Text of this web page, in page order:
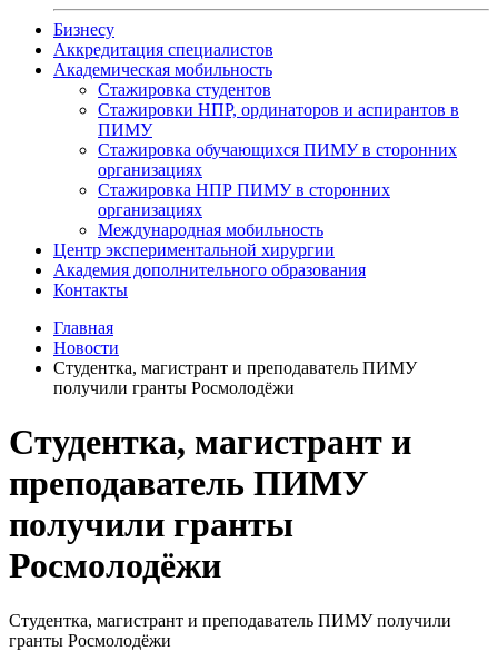
Бизнесу
Аккредитация специалистов
Академическая мобильность
Стажировка студентов
Стажировки НПР, ординаторов и аспирантов в
ПИМУ
Стажировка обучающихся ПИМУ в сторонних
организациях
Стажировка НПР ПИМУ в сторонних
организациях
Международная мобильность
Центр экспериментальной хирургии
Академия дополнительного образования
Контакты
Главная
Новости
Студентка, магистрант и преподаватель ПИМУ
получили гранты Росмолодёжи
Студентка, магистрант и
преподаватель ПИМУ
получили гранты
Росмолодёжи
Студентка, магистрант и преподаватель ПИМУ получили
гранты Росмолодёжи